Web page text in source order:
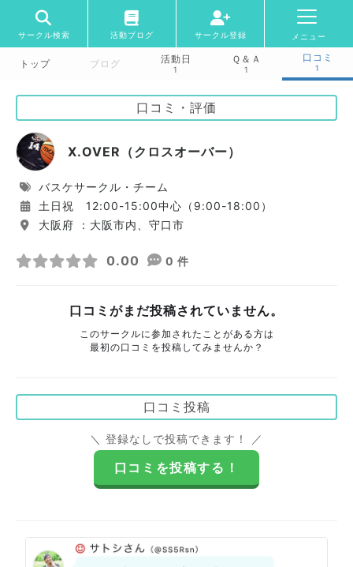
サークル検索 活動ブログ サークル登録 メニュー
トップ ブログ 活動日
1
Ｑ＆Ａ
1
口コミ
1
口コミ・評価
X.OVER（クロスオーバー）
バスケサークル・チーム
土日祝 12:00-15:00中心（9:00-18:00）
大阪府 ：大阪市内、守口市
0.00 0 件
口コミがまだ投稿されていません。
このサークルに参加されたことがある方は
最初の口コミを投稿してみませんか？
口コミ投稿
＼ 登録なしで投稿できます！ ／
口コミを投稿する！